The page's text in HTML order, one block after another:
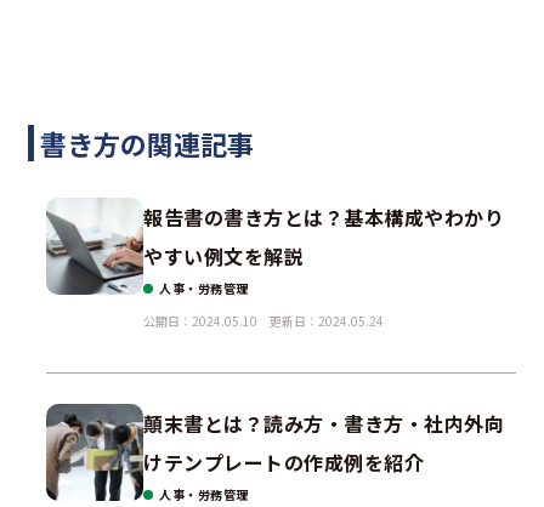
書き方の関連記事
報告書の書き方とは？基本構成やわかり
やすい例文を解説
人事・労務管理
公開日：2024.05.10
更新日：2024.05.24
顛末書とは？読み方・書き方・社内外向
けテンプレートの作成例を紹介
人事・労務管理